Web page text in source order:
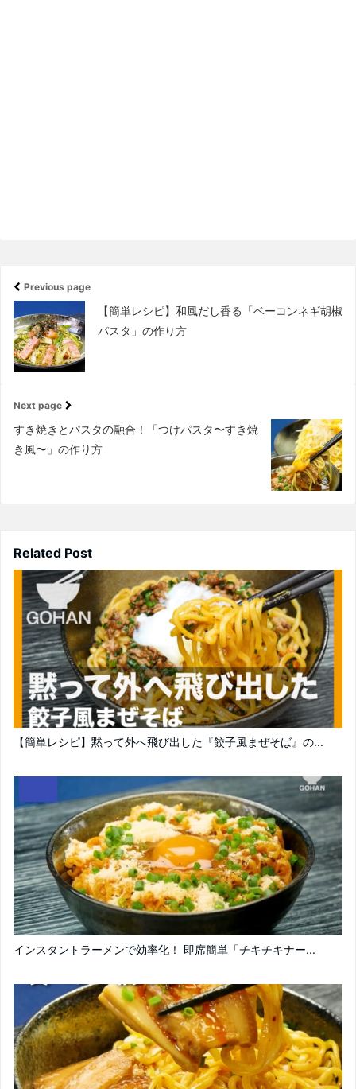
Previous page
【簡単レシピ】和風だし香る「ベーコンネギ胡椒
パスタ」の作り方
Next page
すき焼きとパスタの融合！「つけパスタ〜すき焼
き風〜」の作り方
Related Post
【簡単レシピ】黙って外へ飛び出した『餃子風まぜそば』の...
インスタントラーメンで効率化！ 即席簡単「チキチキナー...